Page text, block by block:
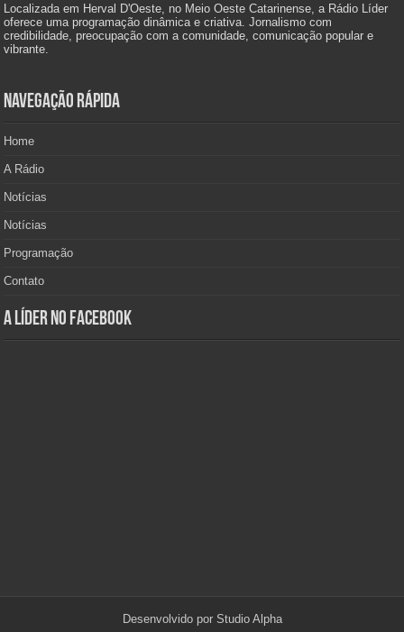
Localizada em Herval D'Oeste, no Meio Oeste Catarinense, a Rádio Líder
oferece uma programação dinâmica e criativa. Jornalismo com
credibilidade, preocupação com a comunidade, comunicação popular e
vibrante.
Navegação Rápida
Home
A Rádio
Notícias
Notícias
Programação
Contato
A Líder no Facebook
Desenvolvido por Studio Alpha